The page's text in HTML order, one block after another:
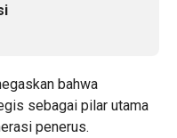
bahwa
sebagai pilar utama
penerus.